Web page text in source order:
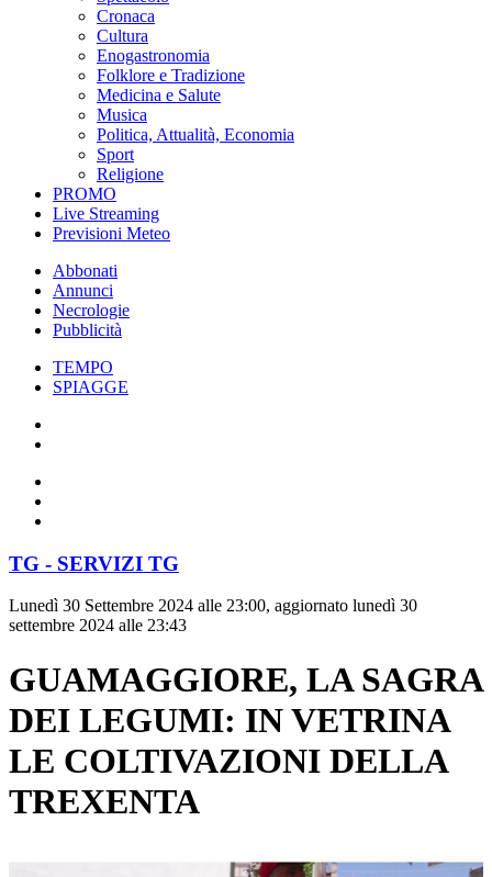
Cronaca
Cultura
Enogastronomia
Folklore e Tradizione
Medicina e Salute
Musica
Politica, Attualità, Economia
Sport
Religione
PROMO
Live Streaming
Previsioni Meteo
Abbonati
Annunci
Necrologie
Pubblicità
TEMPO
SPIAGGE
TG - SERVIZI TG
Lunedì 30 Settembre 2024 alle 23:00, aggiornato lunedì 30
settembre 2024 alle 23:43
GUAMAGGIORE, LA SAGRA
DEI LEGUMI: IN VETRINA
LE COLTIVAZIONI DELLA
TREXENTA